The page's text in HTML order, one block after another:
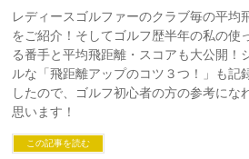
レディースゴルファーのクラブ毎の平均
をご紹介！そしてゴルフ歴半年の私の使
る番手と平均飛距離・スコアも大公開！
ルな「飛距離アップのコツ３つ！」も記
したので、ゴルフ初心者の方の参考にな
思います！
この記事を読む